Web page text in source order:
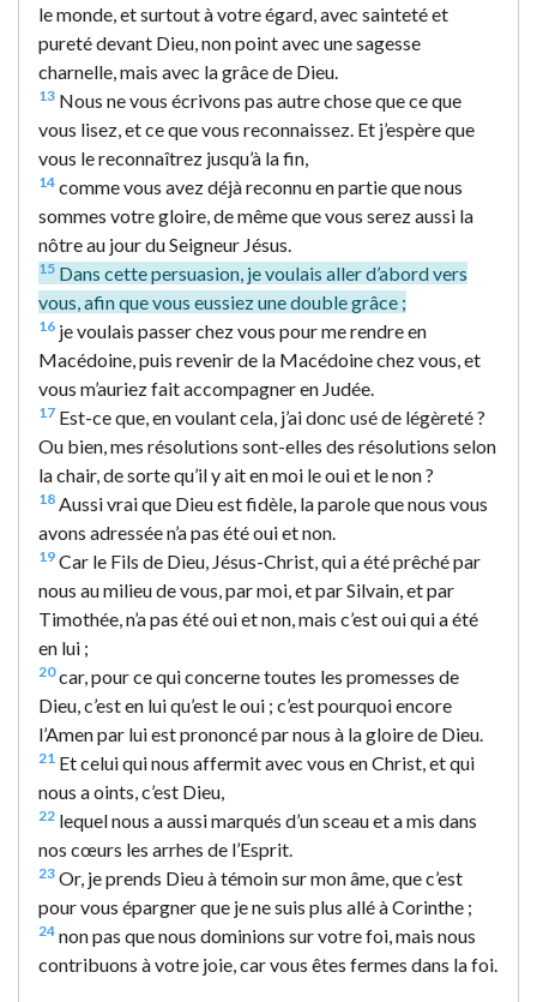
le monde, et surtout à votre égard, avec sainteté et
pureté devant Dieu, non point avec une sagesse
charnelle, mais avec la grâce de Dieu.
13 Nous ne vous écrivons pas autre chose que ce que
vous lisez, et ce que vous reconnaissez. Et j’espère que
vous le reconnaîtrez jusqu’à la fin,
14 comme vous avez déjà reconnu en partie que nous
sommes votre gloire, de même que vous serez aussi la
nôtre au jour du Seigneur Jésus.
15 Dans cette persuasion, je voulais aller d’abord vers
vous, afin que vous eussiez une double grâce ;
16 je voulais passer chez vous pour me rendre en
Macédoine, puis revenir de la Macédoine chez vous, et
vous m’auriez fait accompagner en Judée.
17 Est-ce que, en voulant cela, j’ai donc usé de légèreté ?
Ou bien, mes résolutions sont-elles des résolutions selon
la chair, de sorte qu’il y ait en moi le oui et le non ?
18 Aussi vrai que Dieu est fidèle, la parole que nous vous
avons adressée n’a pas été oui et non.
19 Car le Fils de Dieu, Jésus-Christ, qui a été prêché par
nous au milieu de vous, par moi, et par Silvain, et par
Timothée, n’a pas été oui et non, mais c’est oui qui a été
en lui ;
20car, pour ce qui concerne toutes les promesses de
Dieu, c’est en lui qu’est le oui ; c’est pourquoi encore
l’Amen par lui est prononcé par nous à la gloire de Dieu.
21 Et celui qui nous affermit avec vous en Christ, et qui
nous a oints, c’est Dieu,
22 lequel nous a aussi marqués d’un sceau et a mis dans
nos cœurs les arrhes de l’Esprit.
23 Or, je prends Dieu à témoin sur mon âme, que c’est
pour vous épargner que je ne suis plus allé à Corinthe ;
24 non pas que nous dominions sur votre foi, mais nous
contribuons à votre joie, car vous êtes fermes dans la foi.